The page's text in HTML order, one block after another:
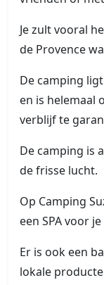
Je zult vooral
de Provence
De camping
en is helemaal
verblijf te
De camping is
de frisse lucht.
Op Camping
een SPA voor
Er is ook een
lokale